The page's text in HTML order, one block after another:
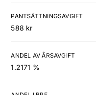
PANTSÄTTNINGSAVGIFT
588 kr
ANDEL AV ÅRSAVGIFT
1.2171 %